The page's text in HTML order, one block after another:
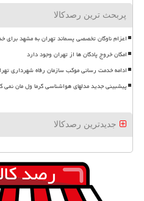
پربحث ترین رصدکالا
اعزام ناوگان تخصصی پسماند تهران به مشهد
امکان خروج پادگان ها از تهران وجود دارد
ادامه خدمت رسانی موکب سازمان رفاه شهرداری
پیشبینی جدید مدلهای هواشناسی گرما ول مان نمی
جدیدترین رصدکالا